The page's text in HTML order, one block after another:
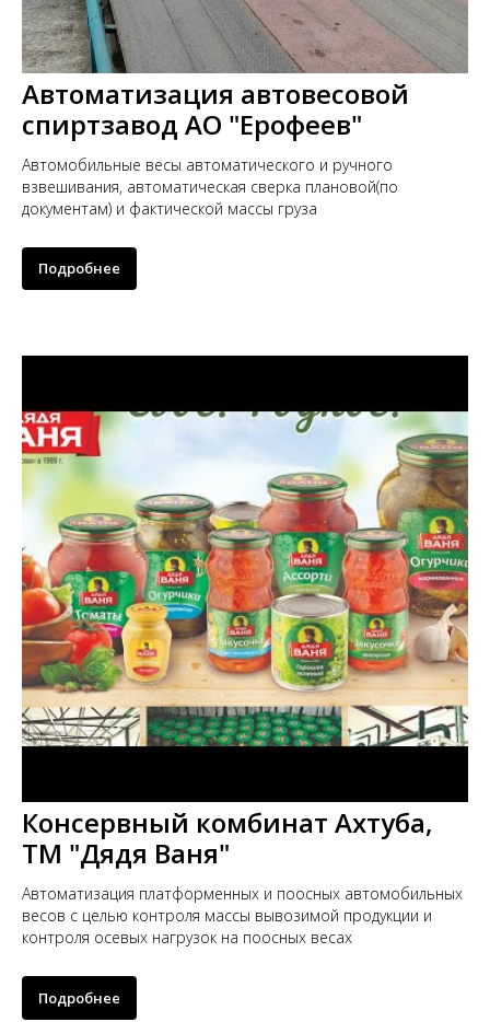
Автоматизация автовесовой
спиртзавод АО "Ерофеев"
Автомобильные весы автоматического и ручного
взвешивания, автоматическая сверка плановой(по
документам) и фактической массы груза
Подробнее
Консервный комбинат Ахтуба,
ТМ "Дядя Ваня"
Автоматизация платформенных и поосных автомобильных
весов с целью контроля массы вывозимой продукции и
контроля осевых нагрузок на поосных весах
Подробнее